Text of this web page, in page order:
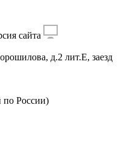
сайта
д.2 лит.Е, заезд
по России)